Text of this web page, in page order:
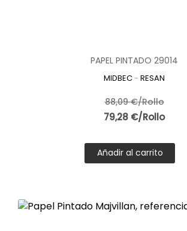
PAPEL PINTADO 29014
MIDBEC- RESAN
88,09 €/Rollo
79,28 €/Rollo
Añadir al carrito